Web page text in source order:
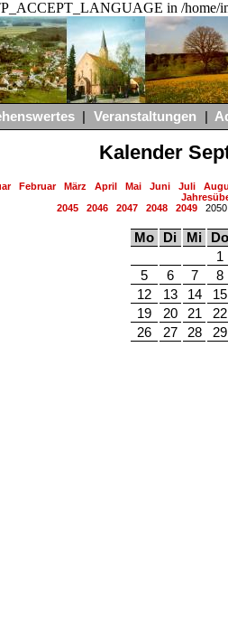
in /home/
Veranstaltungen
Kalender
Februar März April Mai Juni Juli
2045
2046 2047 2048 2049
Mo Di Mi
Do
1
5
6 7
8
12
13 14
15
19
20 21
22
26
27 28 29